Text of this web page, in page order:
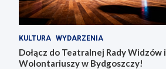
KULTURA WYDARZENIA
Dołącz do Teatralnej Rady Widzów i
Wolontariuszy w Bydgoszczy!